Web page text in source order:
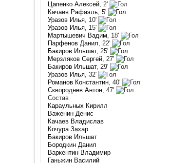
Цапенко Алексей, 2'
Качаев Рафаэль, 5'
Уразов Илья, 10'
Уразов Илья, 15'
Мартышевич Вадим, 18'
Парфенов Данил, 22'
Бакиров Ильшат, 25'
Мерзляков Сергей, 27'
Бакиров Ильшат, 29'
Уразов Илья, 32'
Романов Константин, 40'
Сквороднев Антон, 47'
Состав
Караульных Кирилл
Важенин Денис
Качаев Владислав
Кочура Захар
Бакиров Ильшат
Бородкин Данил
Варкентин Владимир
Ганьжин Василий